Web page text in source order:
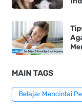
MAIN TAGS
Belajar Mencintai